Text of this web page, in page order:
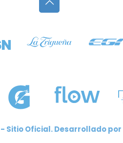
Sitio Oficial. Desarrollado por